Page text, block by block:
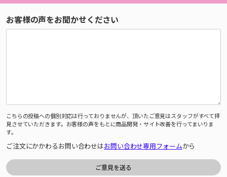
お客様の声をお聞かせください
こちらの投稿への個別対応は行っておりませんが、頂いたご意見はスタッフがすべて拝
見させていただきます。お客様の声をもとに商品開発・サイト改善を行ってまいりま
す。
ご注文にかかわるお問い合わせはお問い合わせ専用フォームから